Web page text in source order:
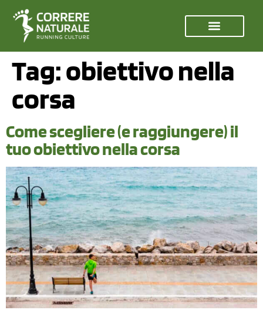
Tag:obiettivo nella
corsa
Come scegliere (e raggiungere) il
tuo obiettivo nella corsa